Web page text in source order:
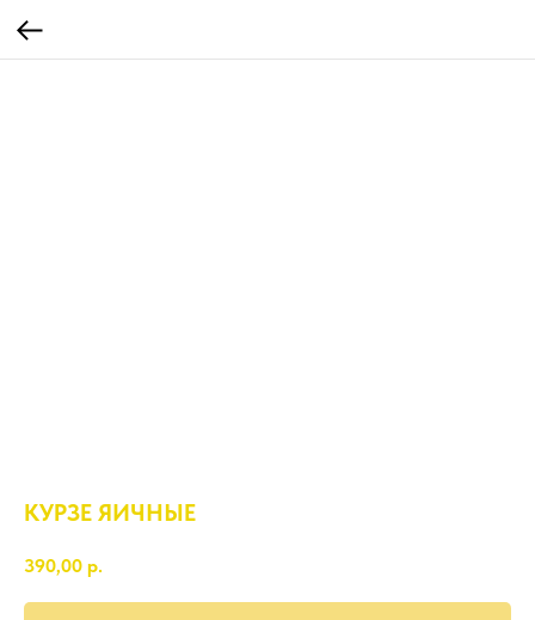
КУРЗЕ ЯИЧНЫЕ
390,00 р.